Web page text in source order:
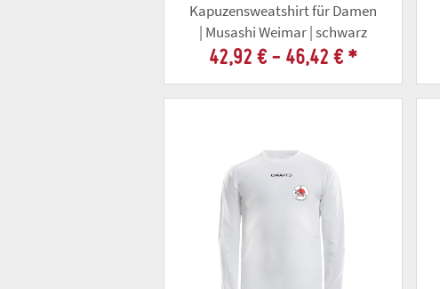
Kapuzensweatshirt für Damen
| Musashi Weimar | schwarz
42,92 € - 46,42 € *